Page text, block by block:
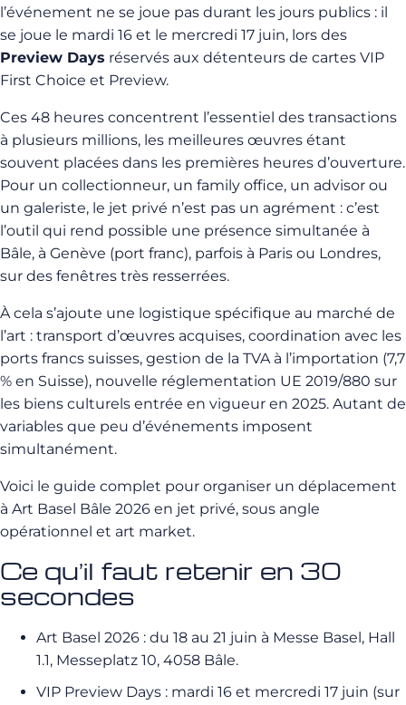
l’événement ne se joue pas durant les jours publics : il
se joue le mardi 16 et le mercredi 17 juin, lors des
Preview Days réservés aux détenteurs de cartes VIP
First Choice et Preview.
Ces 48 heures concentrent l’essentiel des transactions
à plusieurs millions, les meilleures œuvres étant
souvent placées dans les premières heures d’ouverture.
Pour un collectionneur, un family office, un advisor ou
un galeriste, le jet privé n’est pas un agrément : c’est
l’outil qui rend possible une présence simultanée à
Bâle, à Genève (port franc), parfois à Paris ou Londres,
sur des fenêtres très resserrées.
À cela s’ajoute une logistique spécifique au marché de
l’art : transport d’œuvres acquises, coordination avec les
ports francs suisses, gestion de la TVA à l’importation (7,7
% en Suisse), nouvelle réglementation UE 2019/880 sur
les biens culturels entrée en vigueur en 2025. Autant de
variables que peu d’événements imposent
simultanément.
Voici le guide complet pour organiser un déplacement
à Art Basel Bâle 2026 en jet privé, sous angle
opérationnel et art market.
Ce qu’il faut retenir en 30
secondes
Art Basel 2026 : du 18 au 21 juin à Messe Basel, Hall
1.1, Messeplatz 10, 4058 Bâle.
VIP Preview Days : mardi 16 et mercredi 17 juin (sur